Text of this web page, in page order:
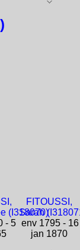
(I318070)
- 5
FITOUSSI,
Sarah
env 1795 - 16
jan 1870